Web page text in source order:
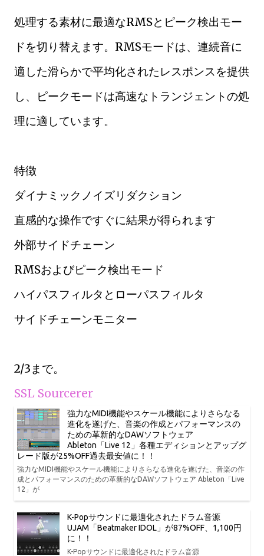
処理する素材に最適なRMSとピーク検出モー
ドを切り替えます。RMSモードは、連続音に
適した滑らかで平均化されたレスポンスを提供
し、ピークモードは高速なトランジェントの処
理に適しています。
特徴
ダイナミックノイズリダクション
直感的な操作ですぐに結果が得られます
外部サイドチェーン
RMSおよびピーク検出モード
ハイパスフィルタとローパスフィルタ
サイドチェーンモニター
2/3まで。
SSL Sourcerer
強力なMIDI機能やスケール機能によりさらなる
進化を遂げた、音楽の作成とパフォーマンスの
ための革新的なDAWソフトウェア
Ableton「Live 12」各種エディションとアップグ
レード版が25%OFF過去最安値に！！
強力なMIDI機能やスケール機能によりさらなる進化を遂げた、音楽の作
成とパフォーマンスのための革新的なDAWソフトウェア Ableton「Live
12」が
K-Popサウンドに最適化されたドラム音源
UJAM「Beatmaker IDOL」が87%OFF、1,100円
に！！
K-Popサウンドに最適化されたドラム音源